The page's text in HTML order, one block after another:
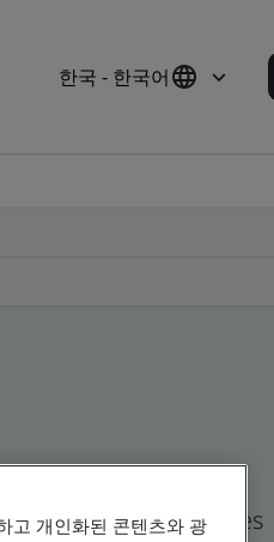
한국 - 한국어
and global companies
고 개인화된 콘텐츠와 광